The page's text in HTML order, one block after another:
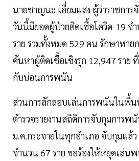
นายชาญนะ เอี่ยมแสง ผู้ว่าราชการจั
วันนี้มียอดผู้ป่วยติดเชื้อโควิด-19 จำ
ราย รวมทั้งหมด 529 คน รักษาหาย
ค้นหาผู้ติดเชื้อเชิงรุก 12,947 ราย
กับบ่อนการพนัน
ส่วนการลักลอบเล่นการพนันในพื้
ตำรวจรายงานสถิติการจับกุมการพ
ม.ค.กระจายในทุกอำเภอ จับกุมแล้ว
จำนวน 67 ราย ขอร้องให้หยุดเล่น